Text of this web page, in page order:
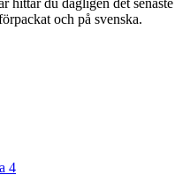
hittar du dagligen det senaste
och på svenska.
4